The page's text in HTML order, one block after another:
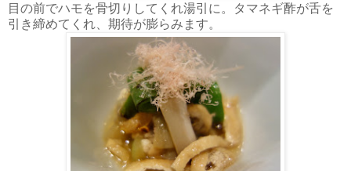
目の前でハモを骨切りしてくれ湯引に。タマネギ酢が舌を
引き締めてくれ、期待が膨らみます。